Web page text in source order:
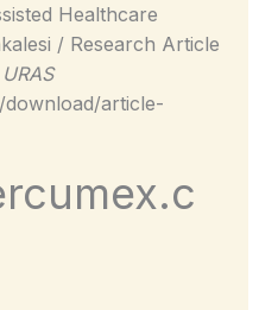
Healthcare
/ Research Article
article-